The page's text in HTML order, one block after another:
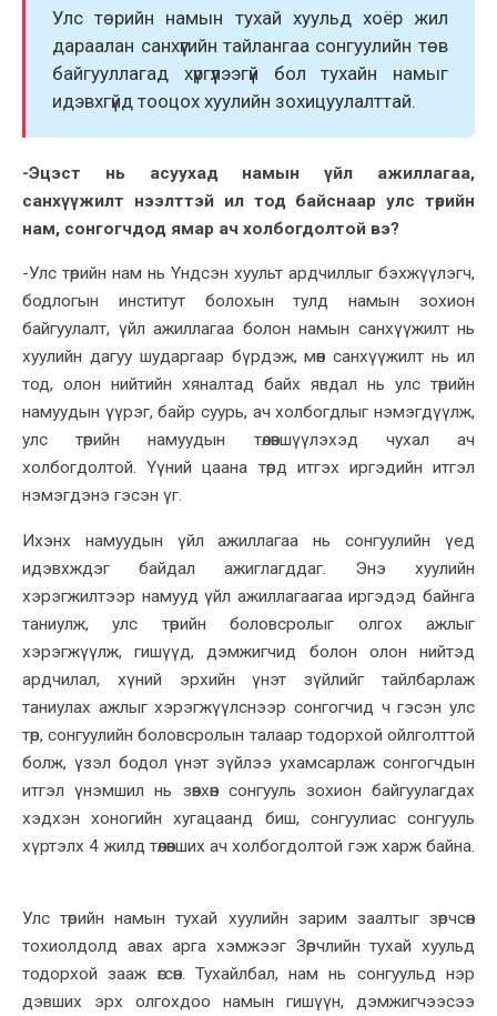
Улс төрийн намын тухай хуульд хоёр жил
дараалан санхүүгийн тайлангаа сонгуулийн төв
байгууллагад хүргүүлээгүй бол тухайн намыг
идэвхгүйд тооцох хуулийн зохицуулалттай.
-Эцэст нь асуухад намын үйл ажиллагаа,
санхүүжилт нээлттэй ил тод байснаар улс төрийн
нам, сонгогчдод ямар ач холбогдолтой вэ?
-Улс төрийн нам нь Үндсэн хуульт ардчиллыг бэхжүүлэгч,
бодлогын институт болохын тулд намын зохион
байгуулалт, үйл ажиллагаа болон намын санхүүжилт нь
хуулийн дагуу шударгаар бүрдэж, мөн санхүүжилт нь ил
тод, олон нийтийн хяналтад байх явдал нь улс төрийн
намуудын үүрэг, байр суурь, ач холбогдлыг нэмэгдүүлж,
улс төрийн намуудын төлөвшүүлэхэд чухал ач
холбогдолтой. Үүний цаана төрд итгэх иргэдийн итгэл
нэмэгдэнэ гэсэн үг.
Ихэнх намуудын үйл ажиллагаа нь сонгуулийн үед
идэвхждэг байдал ажиглагддаг. Энэ хуулийн
хэрэгжилтээр намууд үйл ажиллагаагаа иргэдэд байнга
таниулж, улс төрийн боловсролыг олгох ажлыг
хэрэгжүүлж, гишүүд, дэмжигчид болон олон нийтэд
ардчилал, хүний эрхийн үнэт зүйлийг тайлбарлаж
таниулах ажлыг хэрэгжүүлснээр сонгогчид ч гэсэн улс
төр, сонгуулийн боловсролын талаар тодорхой ойлголттой
болж, үзэл бодол үнэт зүйлээ ухамсарлаж сонгогчдын
итгэл үнэмшил нь зөвхөн сонгууль зохион байгуулагдах
хэдхэн хоногийн хугацаанд биш, сонгуулиас сонгууль
хүртэлх 4 жилд төлөвших ач холбогдолтой гэж харж байна.
Улс төрийн намын тухай хуулийн зарим заалтыг зөрчсөн
тохиолдолд авах арга хэмжээг Зөрчлийн тухай хуульд
тодорхой зааж өгсөн. Тухайлбал, нам нь сонгуульд нэр
дэвших эрх олгохдоо намын гишүүн, дэмжигчээсээ